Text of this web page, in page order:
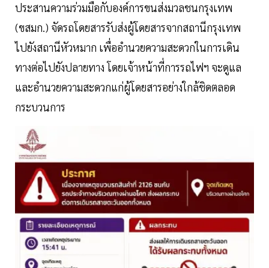
ประสานความร่วมมือกับองค์การขนส่งมวลชนกรุงเทพ
(ขสมก.) จัดรถโดยสารรับส่งผู้โดยสารจากสถานีกรุงเทพ
ไปยังสถานีหัวหมาก เพื่ออำนวยความสะดวกในการเดิน
ทางต่อไปยังปลายทาง โดยเจ้าหน้าที่การรถไฟฯ จะดูแล
และอำนวยความสะดวกแก่ผู้โดยสารอย่างใกล้ชิดตลอด
กระบวนการ